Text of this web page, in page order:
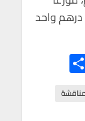
درهم واحد
h
ar